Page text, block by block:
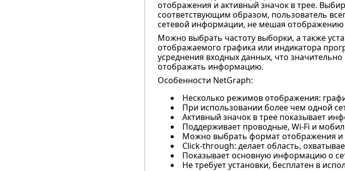
отображения и активный значок в трее.
соответствующим образом, пользователь
сетевой информации, не мешая отображению
Можно выбрать частоту выборки, а также
отображаемого графика или индикатора
усреднения входных данных, что
отображать информацию.
Особенности NetGraph:
Несколько режимов отображения:
При использовании более чем одной
Активный значок в трее показывает
Поддерживает проводные, Wi-Fi и
Можно выбрать формат отображения и
Click-through: делает область,
Показывает основную информацию о
Не требует установки, бесплатен в